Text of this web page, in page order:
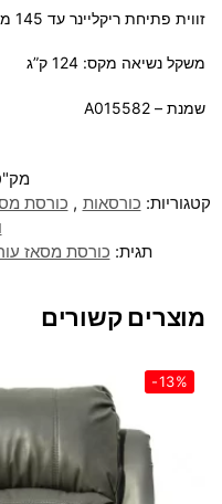
זווית פתיחת ריקליינר עד 145 מעלות
משקל נשיאה מקס: 124 ק”ג
שמנת – A015582
קטגוריות: כורסאות , כורסת
תגית: כורסת מסאז
מוצרים קשורים
-13%